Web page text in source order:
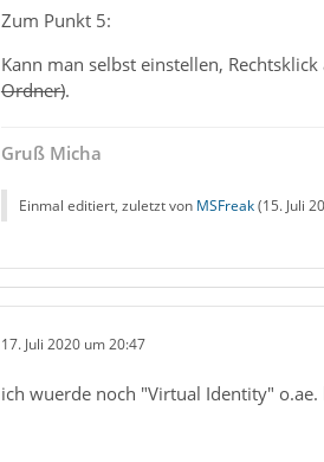
Zum Punkt 5:
Kann man selbst einstellen,
Ordner).
Gruß Micha
Einmal editiert, zuletzt von MSFreak(15. Juli
17. Juli 2020 um 20:47
ich wuerde noch "Virtual Identity" o.ae.